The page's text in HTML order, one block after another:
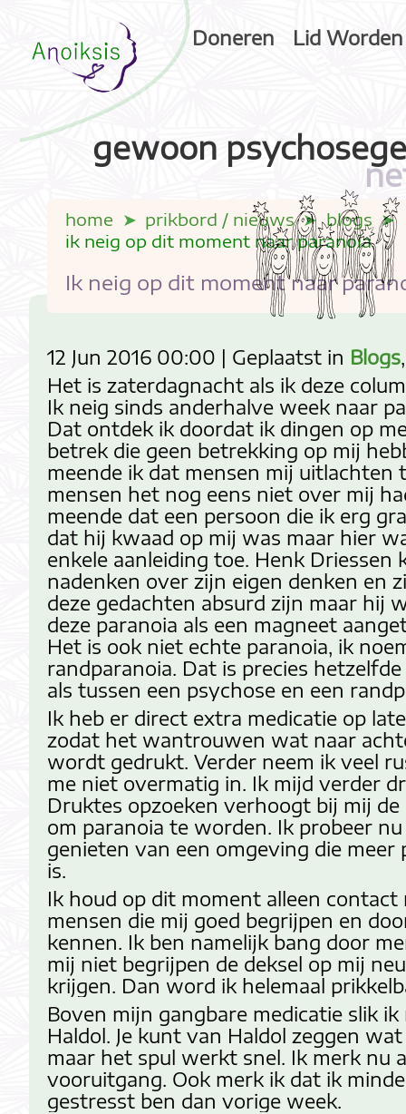
gewoon
Doneren Lid Worden
home prikbord / nieuws
blogs
ik neig op dit moment naar paranoia
Ik neig op dit moment naar
12 Jun 2016 00:00 | Geplaatst in Blogs
Het is zaterdagnacht als ik deze
Ik neig sinds anderhalve week naar
Dat ontdek ik doordat ik dingen op
betrek die geen betrekking op mij
meende ik dat mensen mij uitlachten
mensen het nog eens niet over mij
meende dat een persoon die ik erg
dat hij kwaad op mij was maar hier
enkele aanleiding toe. Henk Driessen
nadenken over zijn eigen denken en
deze gedachten absurd zijn maar hij
deze paranoia als een magneet
Het is ook niet echte paranoia, ik
randparanoia. Dat is precies
als tussen een psychose en een
Ik heb er direct extra medicatie op
zodat het wantrouwen wat naar
wordt gedrukt. Verder neem ik veel
me niet overmatig in. Ik mijd verder
Druktes opzoeken verhoogt bij mij de
om paranoia te worden. Ik probeer
genieten van een omgeving die meer
is.
Ik houd op dit moment alleen contact
mensen die mij goed begrijpen en
kennen. Ik ben namelijk bang door
mij niet begrijpen de deksel op mij
krijgen. Dan word ik helemaal
Boven mijn gangbare medicatie slik ik
Haldol. Je kunt van Haldol zeggen
maar het spul werkt snel. Ik merk nu
vooruitgang. Ook merk ik dat ik
gestresst ben dan vorige week.